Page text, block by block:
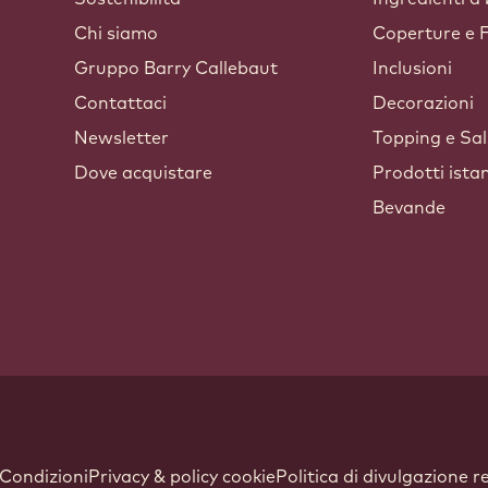
Chi siamo
Gruppo Barry Callebaut
Contattaci
Newsletter
Dove acquistare
Coperture e
Inclusioni
Decorazioni
Topping e
Prodotti
Bevande
Privacy & policy cookiePolitica di divulgazione